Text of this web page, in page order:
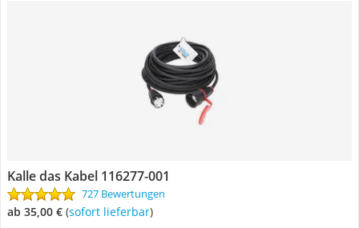
Kalle das Kabel 116277-001
727 Bewertungen
ab 35,00 € ( Sofort lieferbar)